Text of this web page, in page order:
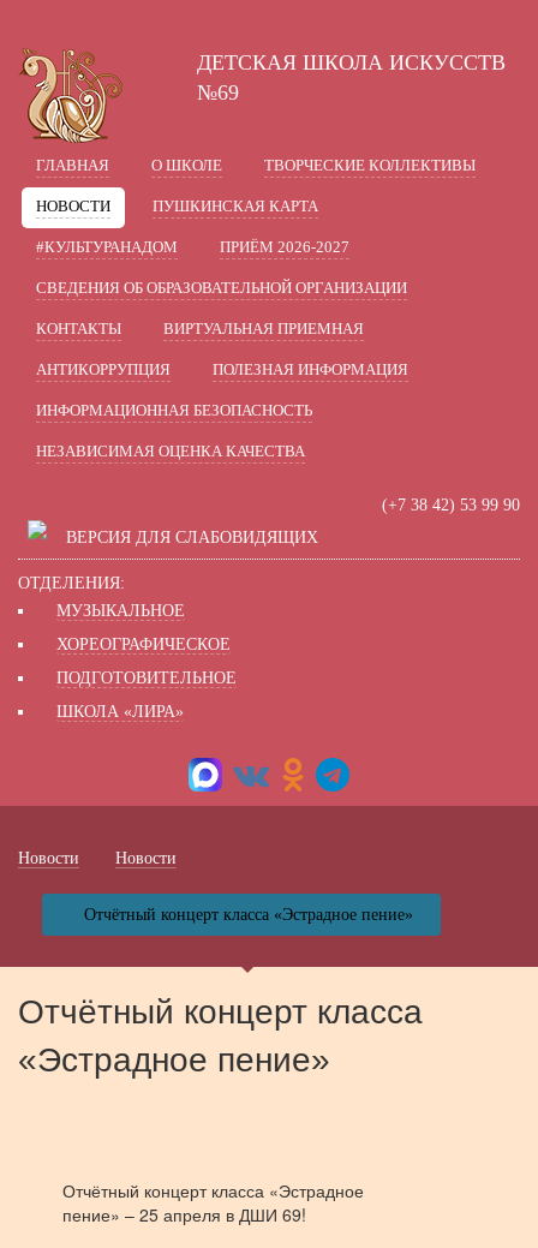
Графика: Включить изображения
Интервал:
Разрядка:
Гарнитура: Без засечек
ДЕТСКАЯ ШКОЛА ИСКУССТВ
№69
ГЛАВНАЯ О ШКОЛЕ ТВОРЧЕСКИЕ КОЛЛЕКТИВЫ
НОВОСТИ ПУШКИНСКАЯ КАРТА
#КУЛЬТУРАНАДОМ ПРИЁМ 2026-2027
СВЕДЕНИЯ ОБ ОБРАЗОВАТЕЛЬНОЙ ОРГАНИЗАЦИИ
КОНТАКТЫ ВИРТУАЛЬНАЯ ПРИЕМНАЯ
АНТИКОРРУПЦИЯ ПОЛЕЗНАЯ ИНФОРМАЦИЯ
ИНФОРМАЦИОННАЯ БЕЗОПАСНОСТЬ
НЕЗАВИСИМАЯ ОЦЕНКА КАЧЕСТВА
(+7 38 42) 53 99 90
ВЕРСИЯ ДЛЯ СЛАБОВИДЯЩИХ
ОТДЕЛЕНИЯ:
МУЗЫКАЛЬНОЕ
ХОРЕОГРАФИЧЕСКОЕ
ПОДГОТОВИТЕЛЬНОЕ
ШКОЛА «ЛИРА»
Новости Новости
Отчётный концерт класса «Эстрадное пение»
Отчётный концерт класса
«Эстрадное пение»
Отчётный концерт класса «Эстрадное
пение» – 25 апреля в ДШИ 69!